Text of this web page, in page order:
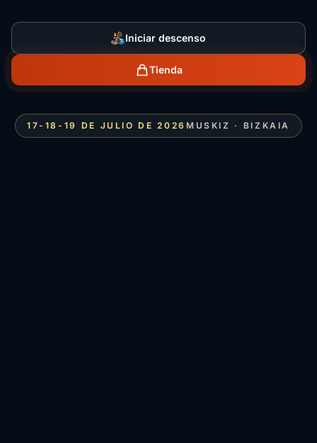
Iniciar descenso
Tienda
17-18-19 DE JULIO DE 2026 MUSKIZ · BIZKAIA